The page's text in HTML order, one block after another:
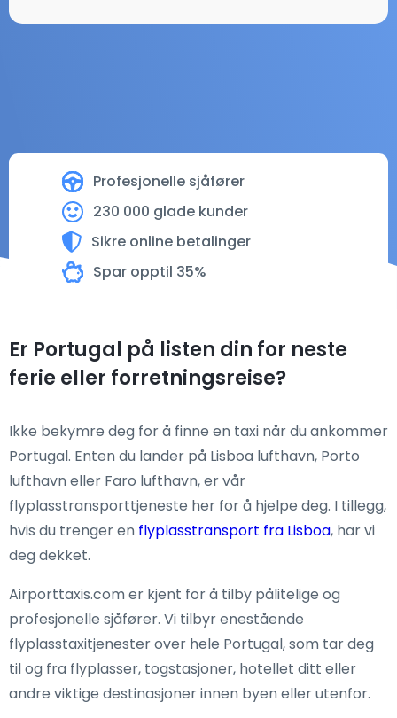
Profesjonelle sjåfører
230 000 glade kunder
Sikre online betalinger
Spar opptil 35%
Er Portugal på listen din for neste
ferie eller forretningsreise?
Ikke bekymre deg for å finne en taxi når du ankommer
Portugal. Enten du lander på Lisboa lufthavn, Porto
lufthavn eller Faro lufthavn, er vår
flyplasstransporttjeneste her for å hjelpe deg. I tillegg,
hvis du trenger en flyplasstransport fra Lisboa, har vi
deg dekket.
Airporttaxis.com er kjent for å tilby pålitelige og
profesjonelle sjåfører. Vi tilbyr enestående
flyplasstaxitjenester over hele Portugal, som tar deg
til og fra flyplasser, togstasjoner, hotellet ditt eller
andre viktige destinasjoner innen byen eller utenfor.